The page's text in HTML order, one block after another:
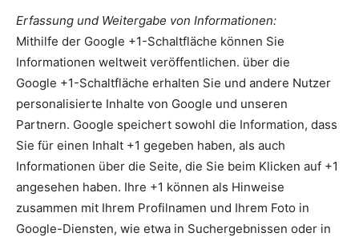
Erfassung und Weitergabe von Informationen:
Mithilfe der Google +1-Schaltfläche können Sie
Informationen weltweit veröffentlichen. über die
Google +1-Schaltfläche erhalten Sie und andere Nutzer
personalisierte Inhalte von Google und unseren
Partnern. Google speichert sowohl die Information, dass
Sie für einen Inhalt +1 gegeben haben, als auch
Informationen über die Seite, die Sie beim Klicken auf +1
angesehen haben. Ihre +1 können als Hinweise
zusammen mit Ihrem Profilnamen und Ihrem Foto in
Google-Diensten, wie etwa in Suchergebnissen oder in